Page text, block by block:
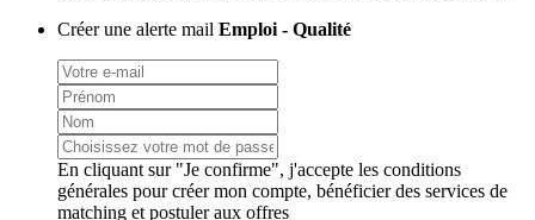
Créer une alerte mail Emploi - Qualité
En cliquant sur "Je confirme", j'accepte les conditions
générales pour créer mon compte, bénéficier des services de
matching et postuler aux offres